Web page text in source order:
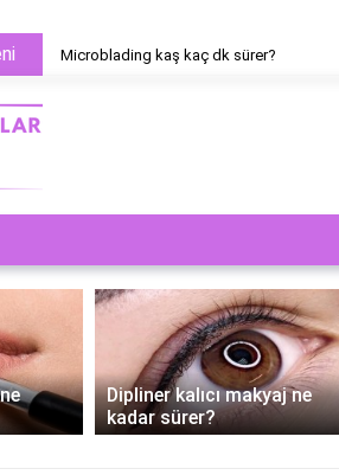
Microblading kaş kaç dk sürer?
Dipliner kalıcı makyaj ne
kadar sürer?